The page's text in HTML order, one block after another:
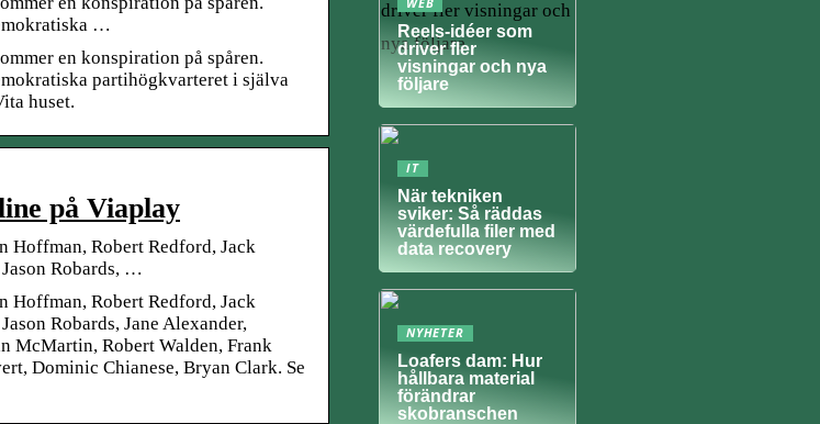
…
en konspiration på spåren.
partihögkvarteret i själva
huset.
på Viaplay
Hoffman, Robert Redford, Jack
Robards, …
Hoffman, Robert Redford, Jack
Robards, Jane Alexander,
McMartin, Robert Walden, Frank
Dominic Chianese, Bryan Clark. Se
WEB
Reels-idéer som
driver fler
visningar och nya
följare
IT
När tekniken
sviker: Så räddas
värdefulla filer med
data recovery
NYHETER
Loafers dam: Hur
hållbara material
förändrar
skobranschen